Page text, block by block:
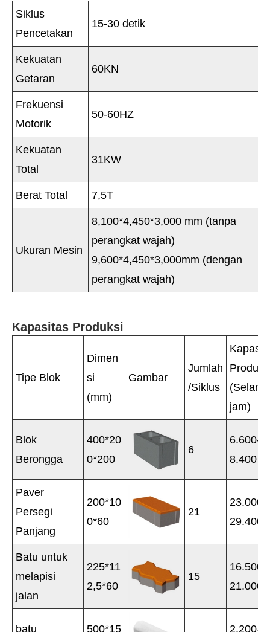
Siklus
Pencetakan
15-30 detik
Kekuatan
Getaran
60KN
Frekuensi
Motorik
50-60HZ
Kekuatan
Total
31KW
Berat Total 7,5T
Ukuran Mesin
8,100*4,450*3,000 mm (tanpa
perangkat wajah)
9,600*4,450*3,000mm (dengan
perangkat wajah)
Kapasitas Produksi
Tipe Blok
Dimen
si
(mm)
Gambar
Jumlah
/Siklus
jam)
Blok
Berongga
400*20
0*200
6
6.600-
8.400
Paver
Persegi
Panjang
200*10
0*60
21
23.000-
29.400
Batu untuk
melapisi
jalan
225*11
2,5*60
15
16.500-
21.000
batu 500*15 2.200-